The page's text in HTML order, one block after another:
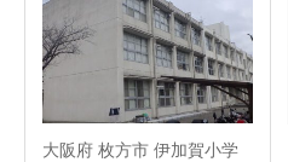
大阪府 枚方市 伊加賀小学